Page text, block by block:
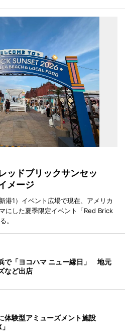
ッドブリックサンセッ
メージ
港1）イベント広場で現在、アメリカ
にした夏季限定イベント「Red Brick
。
で「ヨコハマ ニュー縁日」 地元
など出店
体験型アミューズメント施設